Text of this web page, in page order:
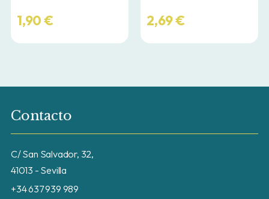
1,90€ 2,69€
Contacto
C/ San Salvador, 32,
41013 - Sevilla
+34 637 939 989